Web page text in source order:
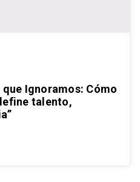
Ignoramos: Cómo
talento,